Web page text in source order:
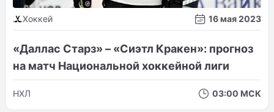
Хоккей 16 мая 2023
«Даллас Старз» – «Сиэтл Кракен»: прогноз
на матч Национальной хоккейной лиги
НХЛ 03:00 МСК